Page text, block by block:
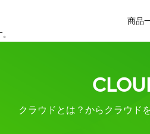
商品
クラウドとは？からクラウド